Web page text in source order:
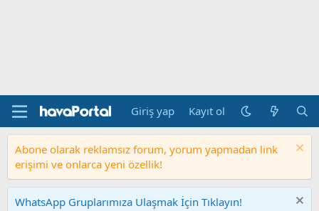
Giriş yap Kayıt ol
Abone olarak reklamsız forum, yorum yapmadan link
erişimi ve onlarca yeni özellik!
WhatsApp Gruplarımıza Ulaşmak İçin Tıklayın!